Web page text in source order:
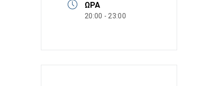
ΏΡΑ
20:00 - 23:00